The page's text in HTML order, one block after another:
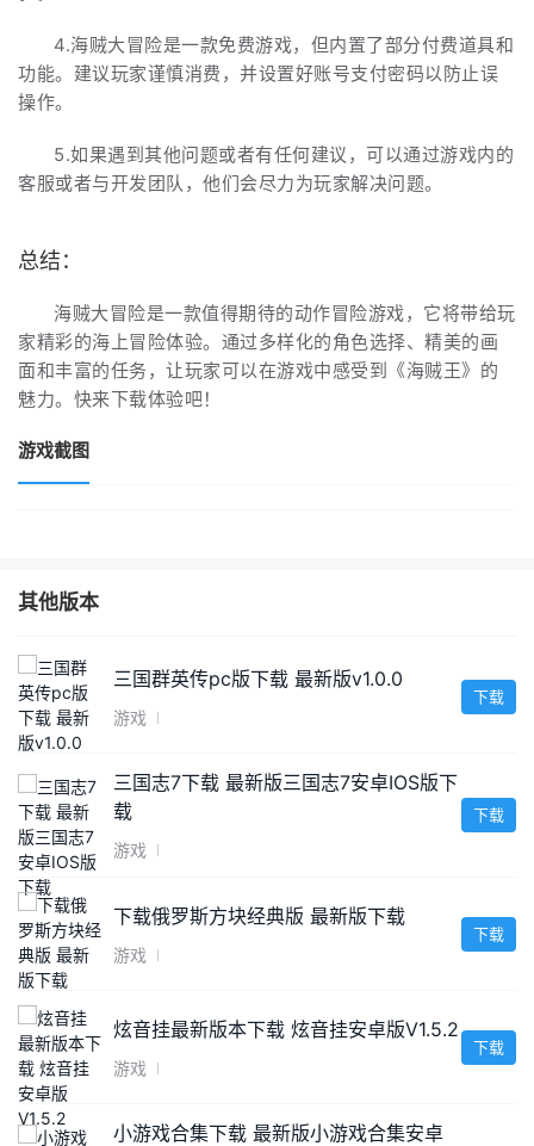
4.海贼大冒险是一款免费游戏，但内置了部分付费道具和
功能。建议玩家谨慎消费，并设置好账号支付密码以防止误
操作。
5.如果遇到其他问题或者有任何建议，可以通过游戏内的
客服或者与开发团队，他们会尽力为玩家解决问题。
总结：
海贼大冒险是一款值得期待的动作冒险游戏，它将带给玩
家精彩的海上冒险体验。通过多样化的角色选择、精美的画
面和丰富的任务，让玩家可以在游戏中感受到《海贼王》的
魅力。快来下载体验吧！
游戏截图
其他版本
三国群英传pc版下载 最新版v1.0.0
游戏
下载
三国志7下载 最新版三国志7安卓IOS版下
载
游戏
下载
下载俄罗斯方块经典版 最新版下载
游戏
下载
炫音挂最新版本下载 炫音挂安卓版V1.5.2
游戏
下载
小游戏合集下载 最新版小游戏合集安卓